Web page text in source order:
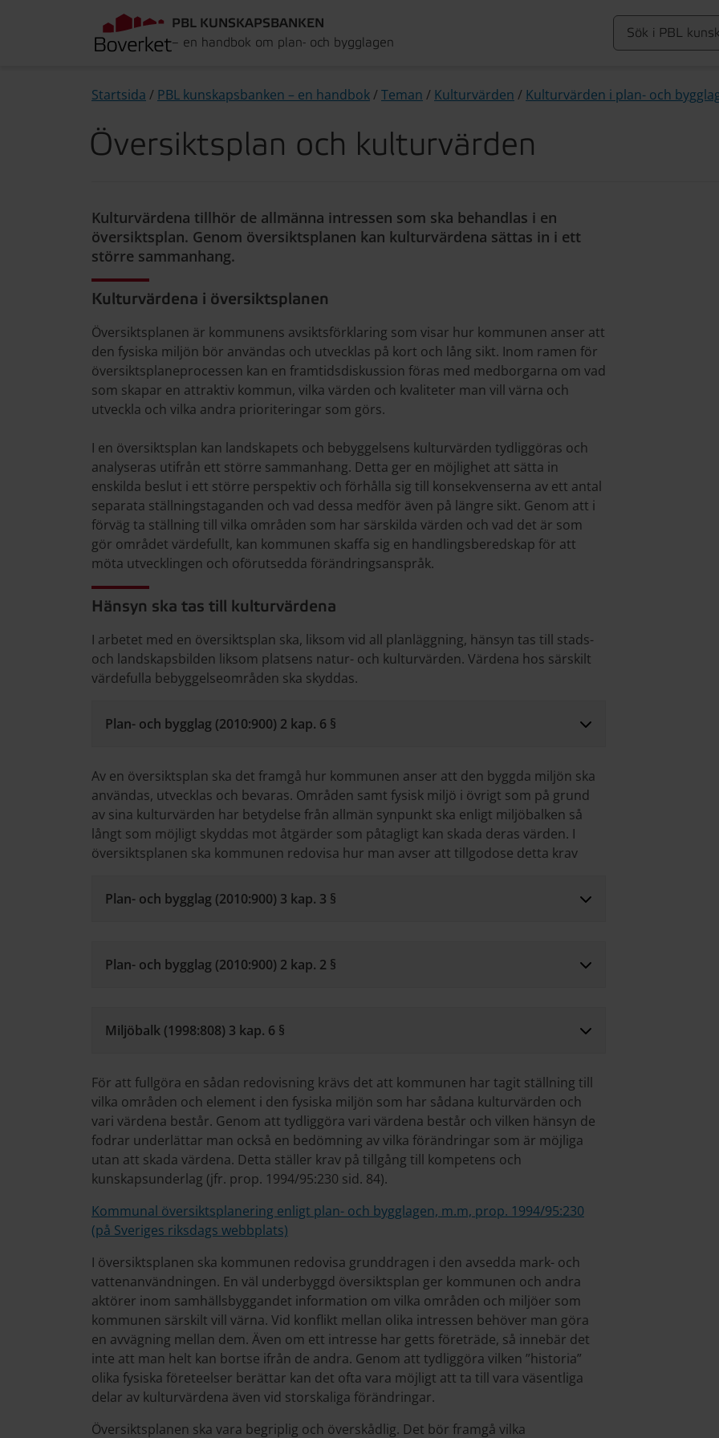
PBL KUNSKAPSBANKEN
– en handbok om plan- och bygglagen
Startsida / PBL kunskapsbanken – en handbok/Teman / Kulturvärden / Kulturvärden i plan- och
Översiktsplan och kulturvärden
Kulturvärdena tillhör de allmänna intressen som ska behandlas i en
översiktsplan. Genom översiktsplanen kan kulturvärdena sättas in i ett
större sammanhang.
Kulturvärdena i översiktsplanen
Översiktsplanen är kommunens avsiktsförklaring som visar hur kommunen anser att
den fysiska miljön bör användas och utvecklas på kort och lång sikt. Inom ramen för
översiktsplaneprocessen kan en framtidsdiskussion föras med medborgarna om vad
som skapar en attraktiv kommun, vilka värden och kvaliteter man vill värna och
utveckla och vilka andra prioriteringar som görs.
I en översiktsplan kan landskapets och bebyggelsens kulturvärden tydliggöras och
analyseras utifrån ett större sammanhang. Detta ger en möjlighet att sätta in
enskilda beslut i ett större perspektiv och förhålla sig till konsekvenserna av ett antal
separata ställningstaganden och vad dessa medför även på längre sikt. Genom att i
förväg ta ställning till vilka områden som har särskilda värden och vad det är som
gör området värdefullt, kan kommunen skaffa sig en handlingsberedskap för att
möta utvecklingen och oförutsedda förändringsanspråk.
Hänsyn ska tas till kulturvärdena
I arbetet med en översiktsplan ska, liksom vid all planläggning, hänsyn tas till stads-
och landskapsbilden liksom platsens natur- och kulturvärden. Värdena hos särskilt
värdefulla bebyggelseområden ska skyddas.
Plan- och bygglag (2010:900) 2 kap. 6 §
Av en översiktsplan ska det framgå hur kommunen anser att den byggda miljön ska
användas, utvecklas och bevaras. Områden samt fysisk miljö i övrigt som på grund
av sina kulturvärden har betydelse från allmän synpunkt ska enligt miljöbalken så
långt som möjligt skyddas mot åtgärder som påtagligt kan skada deras värden. I
översiktsplanen ska kommunen redovisa hur man avser att tillgodose detta krav
Plan- och bygglag (2010:900) 3 kap. 3 §
Plan- och bygglag (2010:900) 2 kap. 2 §
Miljöbalk (1998:808) 3 kap. 6 §
För att fullgöra en sådan redovisning krävs det att kommunen har tagit ställning till
vilka områden och element i den fysiska miljön som har sådana kulturvärden och
vari värdena består. Genom att tydliggöra vari värdena består och vilken hänsyn de
fodrar underlättar man också en bedömning av vilka förändringar som är möjliga
utan att skada värdena. Detta ställer krav på tillgång till kompetens och
kunskapsunderlag (jfr. prop. 1994/95:230 sid. 84).
Kommunal översiktsplanering enligt plan- och bygglagen, m.m, prop. 1994/95:230
(på Sveriges riksdags webbplats)
I översiktsplanen ska kommunen redovisa grunddragen i den avsedda mark- och
vattenanvändningen. En väl underbyggd översiktsplan ger kommunen och andra
aktörer inom samhällsbyggandet information om vilka områden och miljöer som
kommunen särskilt vill värna. Vid konflikt mellan olika intressen behöver man göra
en avvägning mellan dem. Även om ett intresse har getts företräde, så innebär det
inte att man helt kan bortse ifrån de andra. Genom att tydliggöra vilken ”historia”
olika fysiska företeelser berättar kan det ofta vara möjligt att ta till vara väsentliga
delar av kulturvärdena även vid storskaliga förändringar.
Översiktsplanen ska vara begriplig och överskådlig. Det bör framgå vilka